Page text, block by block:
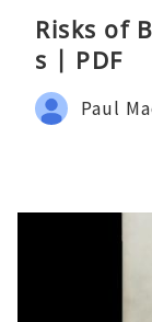
Risks of
s | PDF
Paul